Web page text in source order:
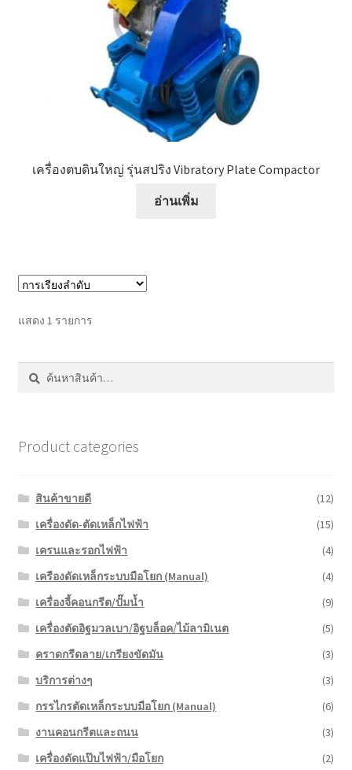
หน้าแรก COPKO
เครื่องตบดินใหญ่ รุ่นสปริง Vibratory Plate Compactor
อ่านเพิ่ม
แสดง 1 รายการ
ค้นหา:
ค้นหา
Product categories
สินค้าขายดี
(12)
เครื่องดัด-ตัดเหล็กไฟฟ้า
(15)
เครนและรอกไฟฟ้า
(4)
เครืองดัดเหล็กระบบมือโยก (Manual)
(4)
เครื่องจี้คอนกรีต/ปั๊มน้ำ
(9)
เครื่องตัดอิฐมวลเบา/อิฐบล็อค/ไม้ลามิเนต
(5)
คราดกรีดลาย/เกรียงขัดมัน
(3)
บริการต่างๆ
(3)
กรรไกรตัดเหล็กระบบมือโยก (Manual)
(6)
งานคอนกรีตและถนน
(3)
เครื่องดัดแป๊บไฟฟ้า/มือโยก
(2)